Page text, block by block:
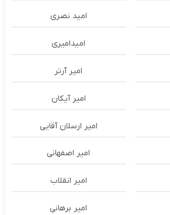
امید نصری
امیدامیری
امیر آرتر
امیر آیکان
امیر ارسلان آقایی
امیر اصفهانی
امیر انقلاب
امیر برهانی